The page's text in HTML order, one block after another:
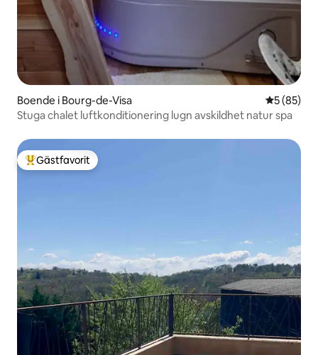
Boende i Bourg-de-Visa 5 av 5 i
5 (85)
Stuga chalet luftkonditionering lugn avskildhet natur spa
Populär gästfavorit
Gästfavorit